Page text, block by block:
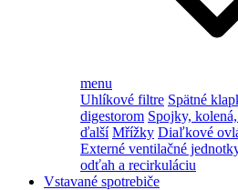
menu
Uhlíkové filtre Spätné
digestorom Spojky,
ďalší Mřížky Diaľkové
Externé ventilačné
odťah a recirkuláciu
Vstavané spotrebiče